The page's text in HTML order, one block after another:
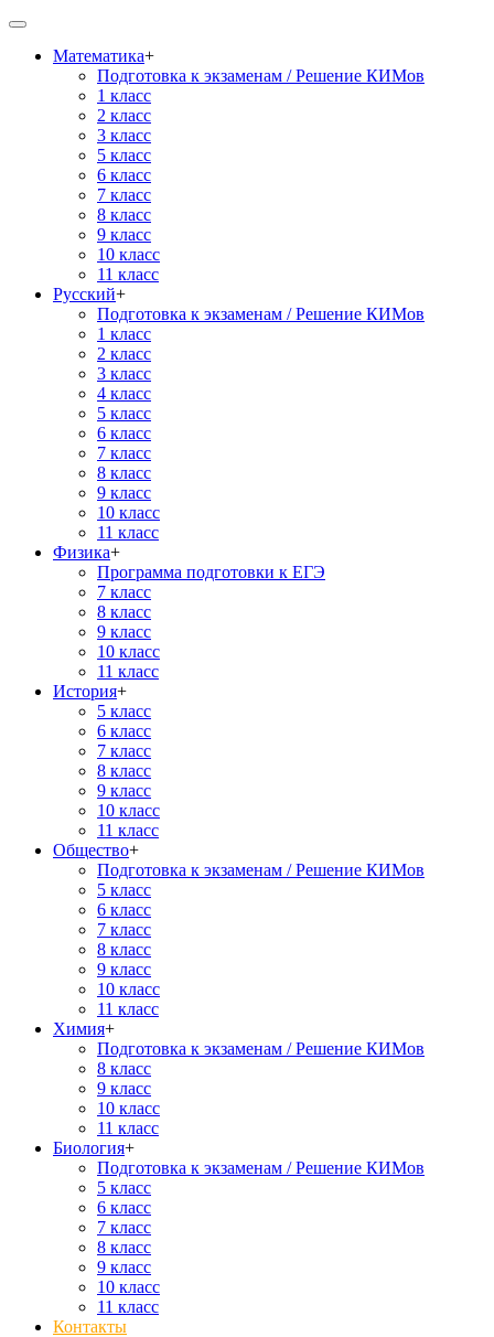
Математика+
Подготовка к экзаменам / Решение КИМов
1 класс
2 класс
3 класс
5 класс
6 класс
7 класс
8 класс
9 класс
10 класс
11 класс
Русский+
Подготовка к экзаменам / Решение КИМов
1 класс
2 класс
3 класс
4 класс
5 класс
6 класс
7 класс
8 класс
9 класс
10 класс
11 класс
Физика+
Программа подготовки к ЕГЭ
7 класс
8 класс
9 класс
10 класс
11 класс
История+
5 класс
6 класс
7 класс
8 класс
9 класс
10 класс
11 класс
Общество+
Подготовка к экзаменам / Решение КИМов
5 класс
6 класс
7 класс
8 класс
9 класс
10 класс
11 класс
Химия+
Подготовка к экзаменам / Решение КИМов
8 класс
9 класс
10 класс
11 класс
Биология+
Подготовка к экзаменам / Решение КИМов
5 класс
6 класс
7 класс
8 класс
9 класс
10 класс
11 класс
Контакты